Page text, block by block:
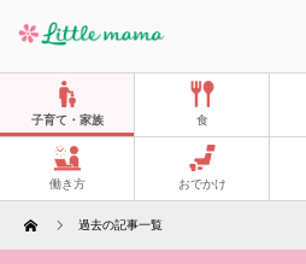
子育て・家族 食
働き方 おでかけ
Home 過去の記事一覧